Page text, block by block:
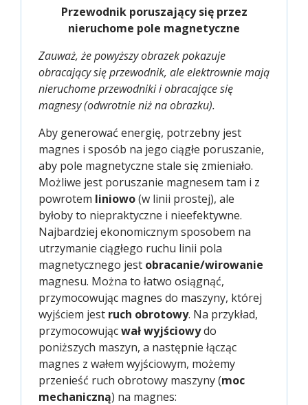
Przewodnik poruszający się przez
nieruchome pole magnetyczne
Zauważ, że powyższy obrazek pokazuje
obracający się przewodnik, ale elektrownie mają
nieruchome przewodniki i obracające się
magnesy (odwrotnie niż na obrazku).
Aby generować energię, potrzebny jest
magnes i sposób na jego ciągłe poruszanie,
aby pole magnetyczne stale się zmieniało.
Możliwe jest poruszanie magnesem tam i z
powrotem liniowo(w linii prostej), ale
byłoby to niepraktyczne i nieefektywne.
Najbardziej ekonomicznym sposobem na
utrzymanie ciągłego ruchu linii pola
magnetycznego jest obracanie/wirowanie
magnesu. Można to łatwo osiągnąć,
przymocowując magnes do maszyny, której
wyjściem jest ruch obrotowy. Na przykład,
przymocowującwał wyjściowydo
poniższych maszyn, a następnie łącząc
magnes z wałem wyjściowym, możemy
przenieść ruch obrotowy maszyny (moc
mechaniczną) na magnes: